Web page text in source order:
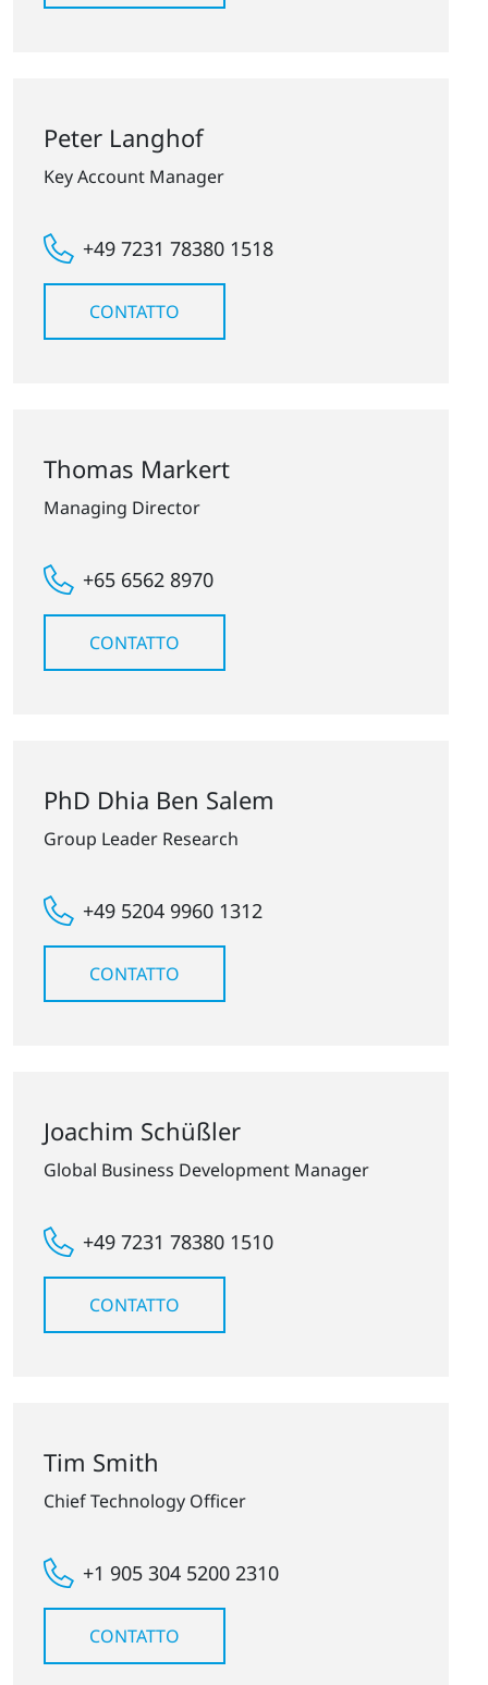
Peter Langhof
Key Account Manager
+49 7231 78380 1518
CONTATTO
Thomas Markert
Managing Director
+65 6562 8970
CONTATTO
PhD Dhia Ben Salem
Group Leader Research
+49 5204 9960 1312
CONTATTO
Joachim Schüßler
Global Business Development Manager
+49 7231 78380 1510
CONTATTO
Tim Smith
Chief Technology Officer
+1 905 304 5200 2310
CONTATTO